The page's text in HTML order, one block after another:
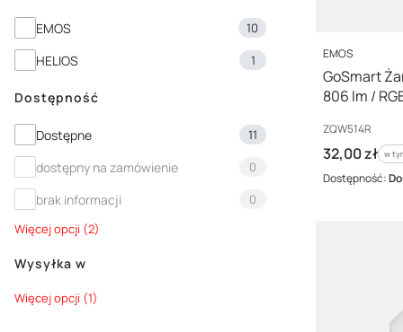
MarkaEMOS 10
HELIOS 1
Dostępność
Dostępność
Dostępne 11
dostępny na zamówienie 0
brak informacji
0
Więcej opcji (2)
Wysyłka w
Wysyłka w
Więcej opcji (1)
PRODUCENT
EMOS
GoSmart
806 lm /
Kod producenta
ZQW514R
Cena brutto
32,00 zł w
w
Dostępność: